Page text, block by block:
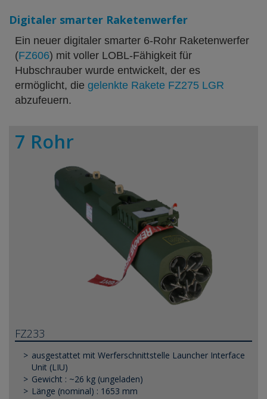
Digitaler smarter Raketenwerfer
Ein neuer digitaler smarter 6-Rohr Raketenwerfer
(FZ606) mit voller LOBL-Fähigkeit für
Hubschrauber wurde entwickelt, der es
ermöglicht, die gelenkte Rakete FZ275 LGR
abzufeuern.
7 Rohr
FZ233
ausgestattet mit Werferschnittstelle Launcher Interface
Unit (LIU)
Gewicht : ~26 kg (ungeladen)
Länge (nominal) : 1653 mm